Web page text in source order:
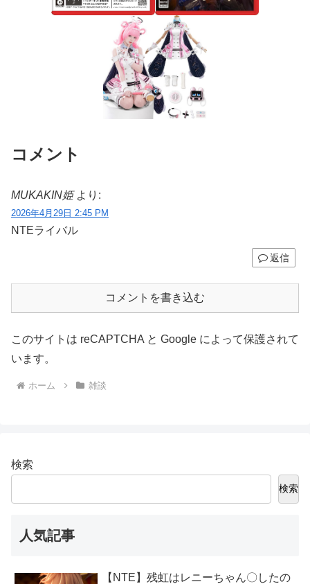
コメント
MUKAKIN姫 より:
2026年4月29日 2:45 PM
NTEライバル
返信
コメントを書き込む
このサイトは reCAPTCHA と Google によって保護されて
います。
ホーム 雑談
検索
検索
人気記事
【NTE】残虹はレニーちゃん〇したの